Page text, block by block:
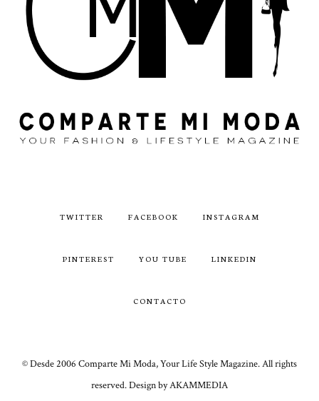
TWITTER FACEBOOK INSTAGRAM
PINTEREST YOU TUBE LINKEDIN
CONTACTO
© Desde 2006 Comparte Mi Moda, Your Life Style Magazine. All rights
reserved. Design by AKAMMEDIA